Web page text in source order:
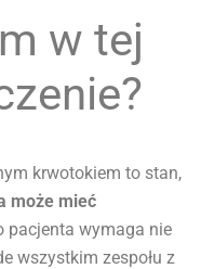
w tej
krwotokiem to stan,
może mieć
pacjenta wymaga nie
wszystkim zespołu z